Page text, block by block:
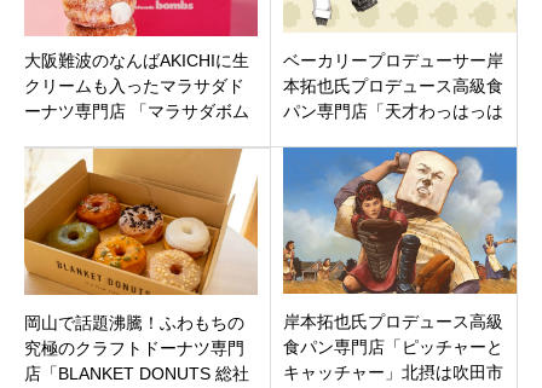
大阪難波のなんばAKICHIに生
クリームも入ったマラサダド
ーナツ専門店 「マラサダボム
ベーカリープロデューサー岸
本拓也氏プロデュース高級食
パン専門店「天才わっはっは
岡山で話題沸騰！ふわもちの
究極のクラフトドーナツ専門
店「BLANKET DONUTS 総社
岸本拓也氏プロデュース高級
食パン専門店「ピッチャーと
キャッチャー」北摂は吹田市